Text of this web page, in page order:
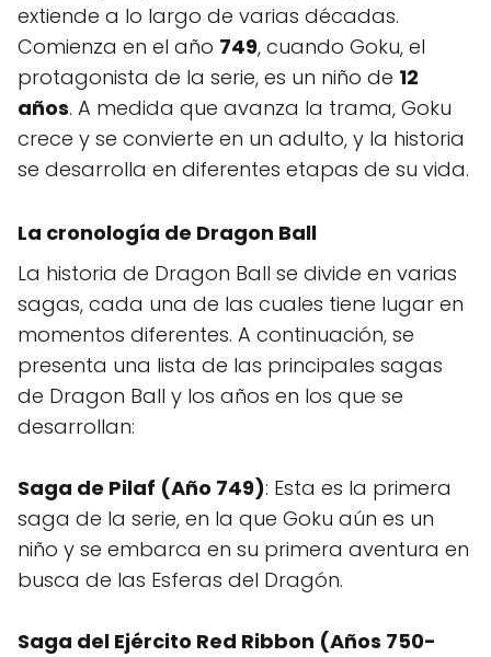
extiende a lo largo de varias décadas.
Comienza en el año 749, cuando Goku, el
protagonista de la serie, es un niño de 12
años. A medida que avanza la trama, Goku
crece y se convierte en un adulto, y la historia
se desarrolla en diferentes etapas de su vida.
La cronología de Dragon Ball
La historia de Dragon Ball se divide en varias
sagas, cada una de las cuales tiene lugar en
momentos diferentes. A continuación, se
presenta una lista de las principales sagas
de Dragon Ball y los años en los que se
desarrollan:
Saga de Pilaf (Año 749): Esta es la primera
saga de la serie, en la que Goku aún es un
niño y se embarca en su primera aventura en
busca de las Esferas del Dragón.
Saga del Ejército Red Ribbon (Años 750-